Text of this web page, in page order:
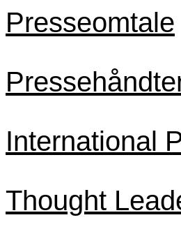
Presseomtale
International
Thought